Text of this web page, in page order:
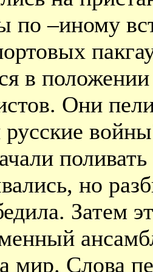
по –иному
в
Они
русские
но
Затем
мир. Слова